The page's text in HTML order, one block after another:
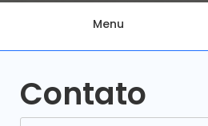
Menu
Contato